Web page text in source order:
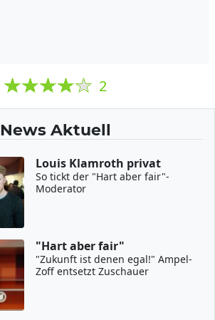
2
News Aktuell
Louis Klamroth privat
So tickt der "Hart aber fair"-
Moderator
"Hart aber fair"
"Zukunft ist denen egal!" Ampel-
Zoff entsetzt Zuschauer